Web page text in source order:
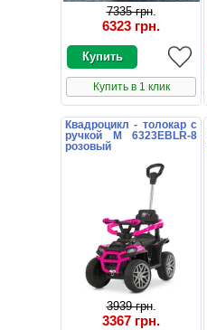
7335 грн.
6323 грн.
Купить в 1 клик
Квадроцикл - толокар с
ручкой M 6323EBLR-8
розовый
3939 грн.
3367 грн.